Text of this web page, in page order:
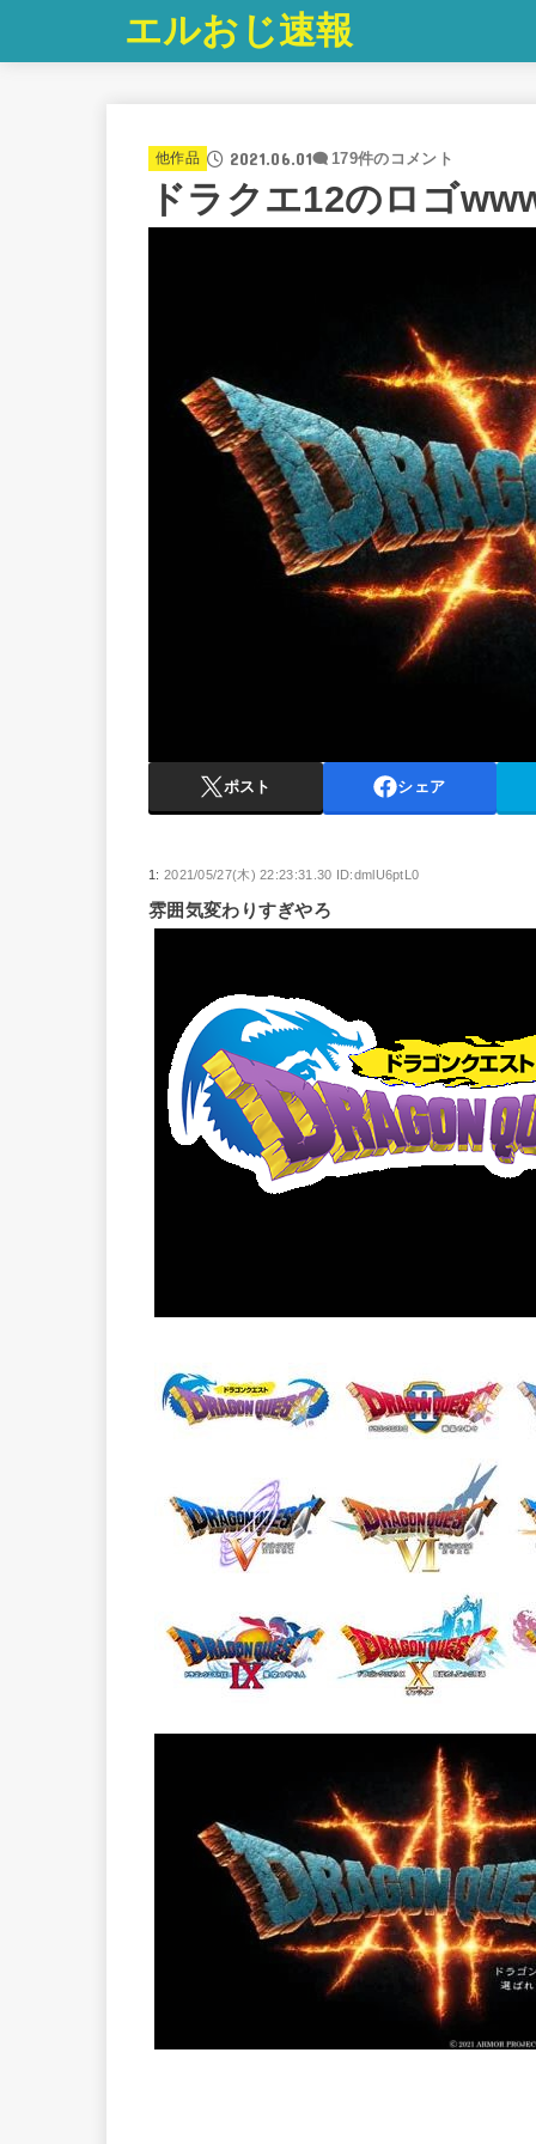
エルおじ速報
他作品 2021.06.01 179件のコメント
ドラクエ12のロゴ
ポスト シェア
1: 2021/05/27(木) 22:23:31.30 ID:dmlU6ptL0
雰囲気変わりすぎやろ